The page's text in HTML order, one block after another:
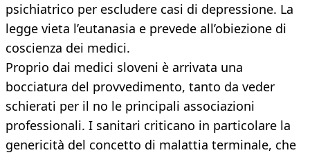
psichiatrico per escludere casi di depressione. La
legge vieta l’eutanasia e prevede all’obiezione di
coscienza dei medici.
Proprio dai medici sloveni è arrivata una
bocciatura del provvedimento, tanto da veder
schierati per il no le principali associazioni
professionali. I sanitari criticano in particolare la
genericità del concetto di malattia terminale, che